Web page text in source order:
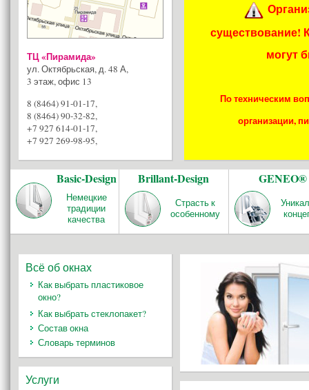
ТЦ «Пирамида»
ул. Октябрьская, д. 48 А,
3 этаж, офис 13
8 (8464) 91-01-17,
8 (8464) 90-32-82,
+7 927 614-01-17,
+7 927 269-98-95,
существование!
могут
По техническим
организации,
Basic-Design
Немецкие
традиции
качества
Brillant-Design
Страсть к
особенному
GENEO®
Всё об окнах
Как выбрать пластиковое
окно?
Как выбрать стеклопакет?
Состав окна
Словарь терминов
Услуги